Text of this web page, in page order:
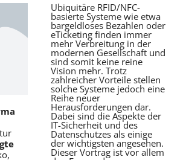
Ubiquitäre RFID/NFC-
basierte Systeme wie etwa
bargeldloses Bezahlen oder
eTicketing finden immer
mehr Verbreitung in der
modernen Gesellschaft und
sind somit keine reine
Vision mehr. Trotz
zahlreicher Vorteile stellen
solche Systeme jedoch eine
Reihe neuer
Herausforderungen dar.
Dabei sind die Aspekte der
IT-Sicherheit und des
Datenschutzes als einige
der wichtigsten angesehen.
Dieser Vortrag ist vor allem